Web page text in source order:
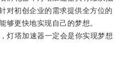
对初创企业的需求提供全方位的
够更快地实现自己的梦想。
塔加速器一定会是你实现梦想